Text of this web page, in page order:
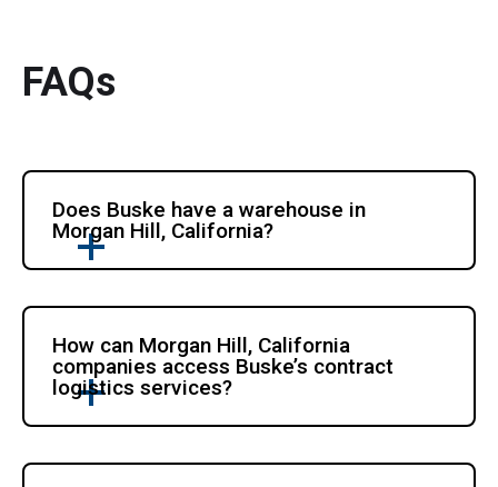
FAQs
Does Buske have a warehouse in
Morgan Hill, California?
How can Morgan Hill, California
companies access Buske’s contract
logistics services?